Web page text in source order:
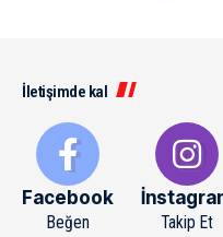
İletişimde kal
Facebook
Beğen Takip Et